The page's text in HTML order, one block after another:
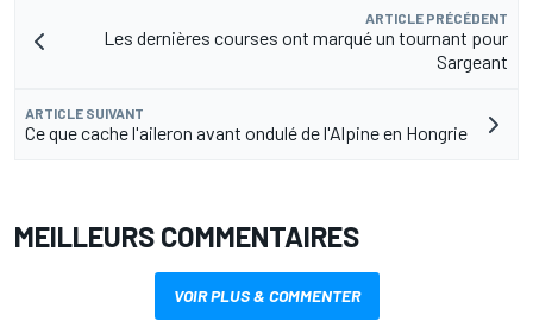
ARTICLE PRÉCÉDENT
Les dernières courses ont marqué un tournant pour
Sargeant
ARTICLE SUIVANT
Ce que cache l'aileron avant ondulé de l'Alpine en Hongrie
MEILLEURS COMMENTAIRES
VOIR PLUS & COMMENTER